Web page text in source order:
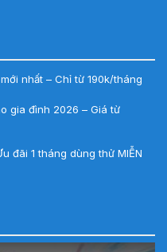
nhất – Chỉ từ 190k/tháng
gia đình 2026 – Giá từ
đãi 1 tháng dùng thử MIỄN